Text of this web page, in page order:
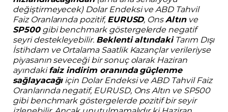
değiştirmeyecek) Dolar Endeksi ve ABD Tahvil
Faiz Oranlarında pozitif,EURUSD, OnsAltınve
SP500gibi benchmark göstergelerde negatif
seyri destekleyebilir. Beklenti altındakiTarım Dışı
İstihdam ve Ortalama Saatlik Kazançlar verileriyse
piyasanın seveceği bir sonuç olarak Haziran
ayındakifaiz indirim oranında güçlenme
sağlayacağıiçin Dolar Endeksi ve ABD Tahvil Faiz
Oranlarında negatif, EURUSD, Ons Altın ve SP500
gibi benchmark göstergelerde pozitif bir seyir